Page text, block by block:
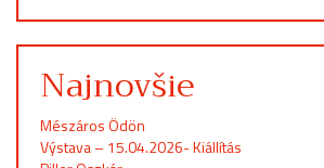
Najnovšie
Mészáros Ödön
Výstava – 15.04.2026- Kiállítás